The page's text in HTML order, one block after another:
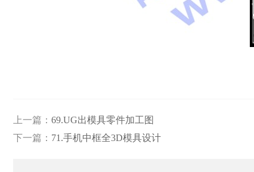
上一篇： 69.UG出模具零件加工图
下一篇： 71.手机中框全3D模具设计